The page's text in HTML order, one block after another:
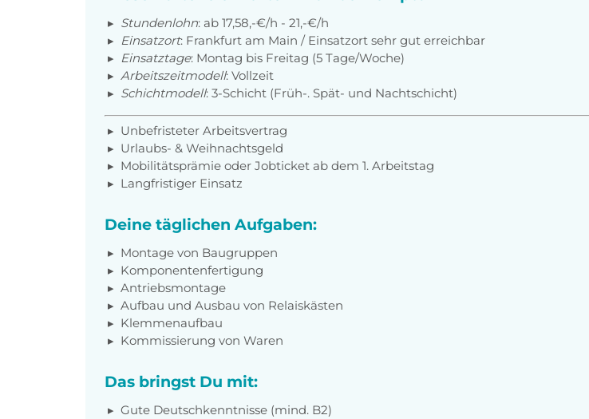
Stundenlohn: ab 17,58,-€/h - 21,-€/h
Einsatzort: Frankfurt am Main / Einsatzort sehr gut erreichbar
Einsatztage: Montag bis Freitag (5 Tage/Woche)
Arbeitszeitmodell: Vollzeit
Schichtmodell: 3-Schicht (Früh-. Spät- und Nachtschicht)
Unbefristeter Arbeitsvertrag
Urlaubs- & Weihnachtsgeld
Mobilitätsprämie oder Jobticket ab dem 1. Arbeitstag
Langfristiger Einsatz
Deine täglichen Aufgaben:
Montage von Baugruppen
Komponentenfertigung
Antriebsmontage
Aufbau und Ausbau von Relaiskästen
Klemmenaufbau
Kommissierung von Waren
Das bringst Du mit:
Gute Deutschkenntnisse (mind. B2)